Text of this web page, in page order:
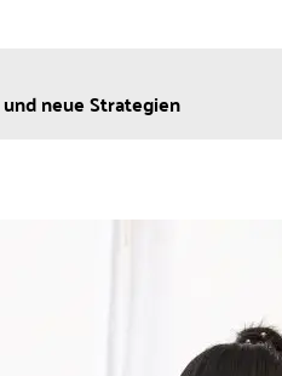
neue Strategien